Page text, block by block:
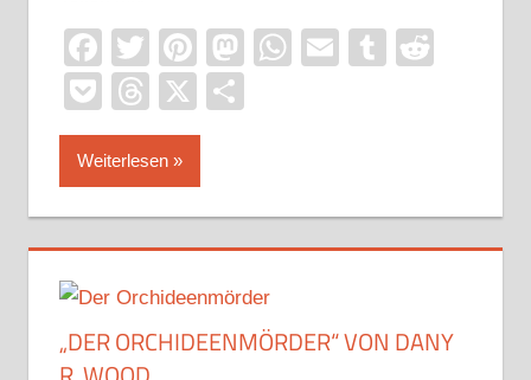
Facebook
TwitterPinterest
Mastodon
WhatsApp
EmailTumblr
PocketThreads
X
Weiterlesen
„DER ORCHIDEENMÖRDER“ VON DANY